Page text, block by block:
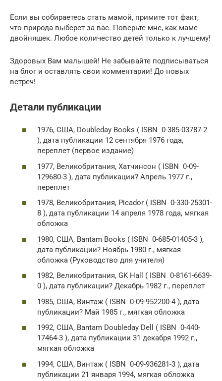
Если вы собираетесь стать мамой, примите тот факт,
что природа выберет за вас. Поверьте мне, как маме
двойняшек. Любое количество детей только к лучшему!
Здоровых Вам малышей! Не забывайте подписываться
на блог и оставлять свои комментарии! До новых
встреч!
Детали публикации
1976, США, Doubleday Books ( ISBN 0-385-03787-2
), дата публикации 12 сентября 1976 года,
переплет (первое издание)
1977, Великобритания, Хатчинсон ( ISBN 0-09-
129680-3 ), дата публикации? Апрель 1977 г.,
переплет
1978, Великобритания, Picador ( ISBN 0-330-25301-
8 ), дата публикации 14 апреля 1978 года, мягкая
обложка
1980, США, Bantam Books ( ISBN 0-685-01405-3 ),
дата публикации? Ноябрь 1980 г., мягкая
обложка (Руководство для учителя)
1982, Великобритания, GK Hall ( ISBN 0-8161-6639-
0 ), дата публикации? Декабрь 1982 г., переплет
1985, США, Винтаж ( ISBN 0-09-952200-4 ), дата
публикации? Май 1985 г., мягкая обложка
1992, США, Bantam Doubleday Dell ( ISBN 0-440-
17464-3 ), дата публикации 31 декабря 1992 г.,
мягкая обложка
1994, США, Винтаж ( ISBN 0-09-936281-3 ), дата
публикации 21 января 1994, мягкая обложка